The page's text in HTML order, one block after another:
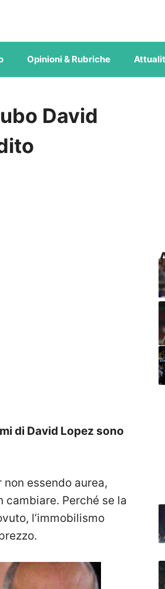
Opinioni & Rubriche
David
di David Lopez sono
essendo aurea,
cambiare. Perché se la
l’immobilismo